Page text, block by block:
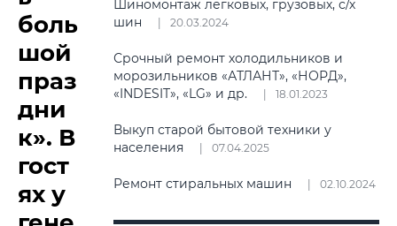
боль
шой
праз
дни
к». В
гост
ях у
Шиномонтаж легковых, грузовых, с/х
шин
20.03.2024
Срочный ремонт холодильников и
морозильников «АТЛАНТ», «НОРД»,
«INDESIT», «LG» и др.
18.01.2023
Выкуп старой бытовой техники у
населения
07.04.2025
Ремонт стиральных машин 02.10.2024